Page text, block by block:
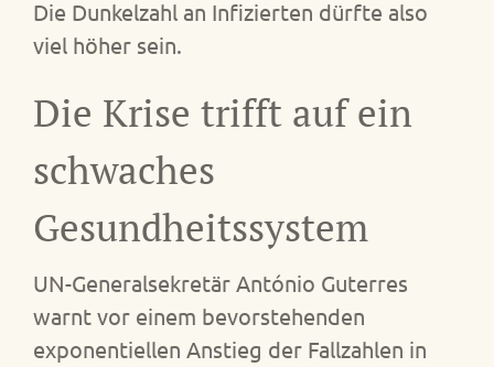
Die Dunkelzahl an Infizierten dürfte also
viel höher sein.
Die Krise trifft auf ein
schwaches
Gesundheitssystem
UN-Generalsekretär António Guterres
warnt vor einem bevorstehenden
exponentiellen Anstieg der Fallzahlen in